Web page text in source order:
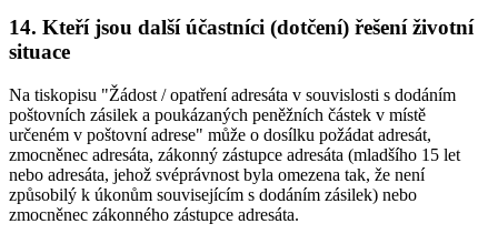
14. Kteří jsou další účastníci (dotčení) řešení životní
situace
Na tiskopisu "Žádost / opatření adresáta v souvislosti s dodáním
poštovních zásilek a poukázaných peněžních částek v místě
určeném v poštovní adrese" může o dosílku požádat adresát,
zmocněnec adresáta, zákonný zástupce adresáta (mladšího 15 let
nebo adresáta, jehož svéprávnost byla omezena tak, že není
způsobilý k úkonům souvisejícím s dodáním zásilek) nebo
zmocněnec zákonného zástupce adresáta.